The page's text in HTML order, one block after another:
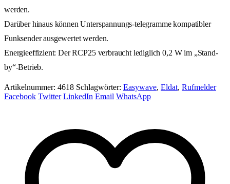
werden.
Darüber hinaus können Unterspannungs-telegramme kompatibler
Funksender ausgewertet werden.
Energieeffizient: Der RCP25 verbraucht lediglich 0,2 W im „Stand-
by“-Betrieb.
Artikelnummer: 4618 Schlagwörter: Easywave, Eldat, Rufmelder
Facebook Twitter LinkedIn Email WhatsApp